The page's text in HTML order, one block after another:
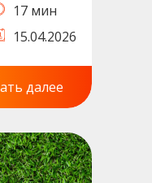
17 мин
15.04.2026
далее